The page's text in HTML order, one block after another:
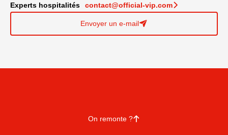
Experts hospitalités
contact@official-vip.com􀆊
Envoyer un e-mail􀈠
On remonte ?􀄨